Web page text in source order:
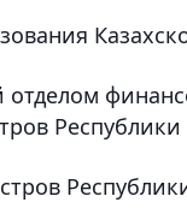
Республики